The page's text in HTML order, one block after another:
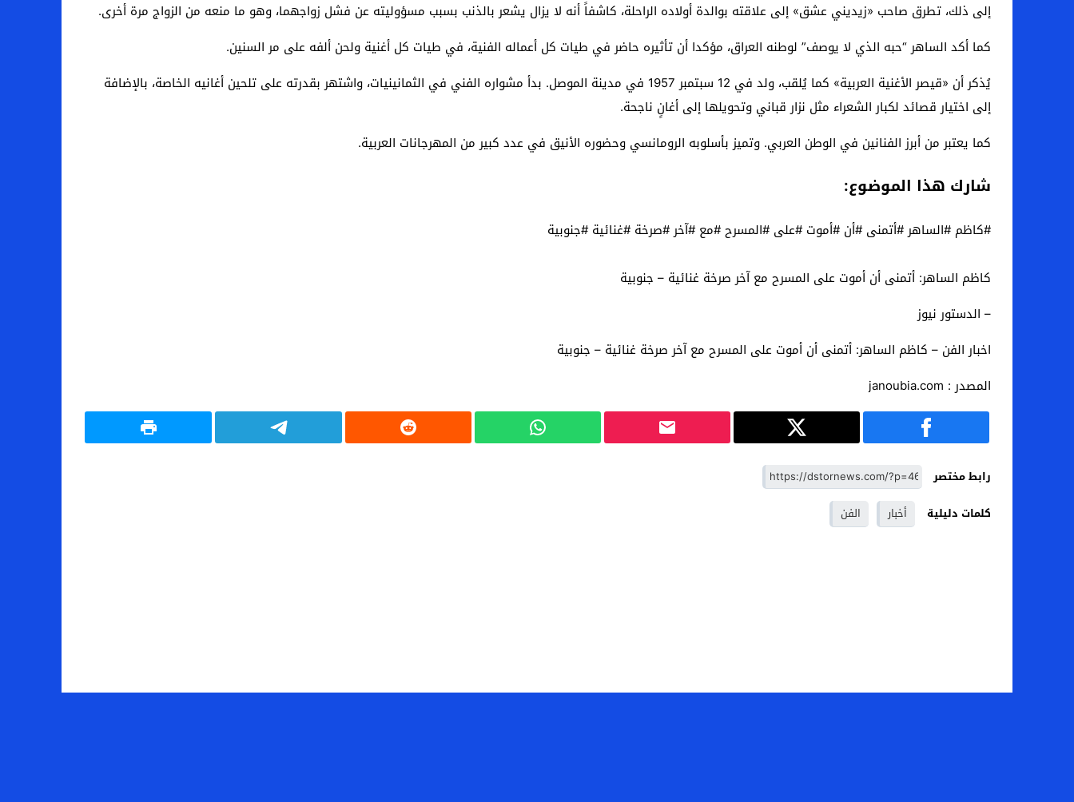
إلى ذلك، تطرق صاحب «زيديني عشق» إلى علاقته بوالدة أولاده الراحلة، كاشفاً أنه لا يزال يشعر بالذنب بسبب مسؤوليته عن فشل زواجهما، وهو ما منعه من الزواج مرة أخرى.
كما أكد الساهر “حبه الذي لا يوصف” لوطنه العراق، مؤكدا أن تأثيره حاضر في طيات كل أعماله الفنية، في طيات كل أغنية ولحن ألفه على مر السنين.
يُذكر أن «قيصر الأغنية العربية» كما يُلقب، ولد في 12 سبتمبر 1957 في مدينة الموصل. بدأ مشواره الفني في الثمانينيات، واشتهر بقدرته على تلحين أغانيه الخاصة، بالإضافة
إلى اختيار قصائد لكبار الشعراء مثل نزار قباني وتحويلها إلى أغانٍ ناجحة.
كما يعتبر من أبرز الفنانين في الوطن العربي. وتميز بأسلوبه الرومانسي وحضوره الأنيق في عدد كبير من المهرجانات العربية.
شارك هذا الموضوع:
#كاظم #الساهر #أتمنى #أن #أموت #على #المسرح #مع #آخر #صرخة #غنائية #جنوبية
كاظم الساهر: أتمنى أن أموت على المسرح مع آخر صرخة غنائية – جنوبية
– الدستور نيوز
اخبار الفن – كاظم الساهر: أتمنى أن أموت على المسرح مع آخر صرخة غنائية – جنوبية
المصدر : janoubia.com
رابط مختصر
كلمات دليلية
أخبار الفن